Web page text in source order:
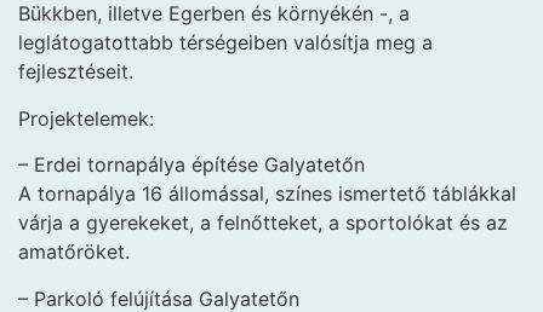
Bükkben, illetve Egerben és környékén -, a
leglátogatottabb térségeiben valósítja meg a
fejlesztéseit.
Projektelemek:
– Erdei tornapálya építése Galyatetőn
A tornapálya 16 állomással, színes ismertető táblákkal
várja a gyerekeket, a felnőtteket, a sportolókat és az
amatőröket.
– Parkoló felújítása Galyatetőn